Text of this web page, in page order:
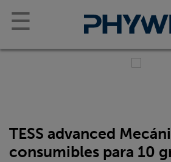
☰
TESS advanced
consumibles para 10